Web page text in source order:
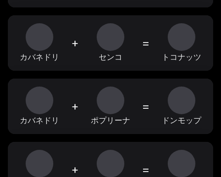
カバネドリ
+
センコ
=
トコナッツ
カバネドリ
+
ポプリーナ
=
ドンモップ
+ =